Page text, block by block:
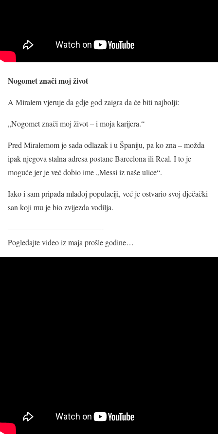
Nogomet znači moj život
A Miralem vjeruje da gdje god zaigra da će biti najbolji:
„Nogomet znači moj život – i moja karijera.“
Pred Miralemom je sada odlazak i u Španiju, pa ko zna – možda
ipak njegova stalna adresa postane Barcelona ili Real. I to je
moguće jer je već dobio ime „Messi iz naše ulice“.
Iako i sam pripada mlađoj populaciji, već je ostvario svoj dječački
san koji mu je bio zvijezda vodilja.
————————————-
Pogledajte video iz maja prošle godine…